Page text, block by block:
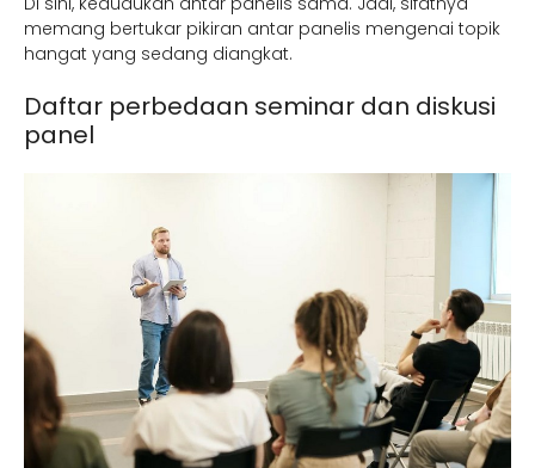
memang bertukar pikiran antar panelis mengenai topik
hangat yang sedang diangkat.
Daftar perbedaan seminar dan diskusi
panel